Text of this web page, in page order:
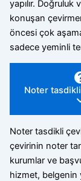
yapılır.
konuşan
öncesi çok
sadece yeminli
Noter
Noter tasdikli
çevirinin noter
kurumlar ve
hizmet, belgenin